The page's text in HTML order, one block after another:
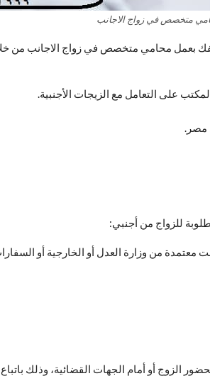
متخصص في زواج الاجانب
بعمل محامي متخصص في زواج الاجانب من
على التعامل مع الزيجات الأجنبية.
مصر.
للزواج من أجنبي:
معتمدة من وزارة العدل أو الخارجية أو
الزوج أو أمام الجهات القضائية، وذلك باتباع